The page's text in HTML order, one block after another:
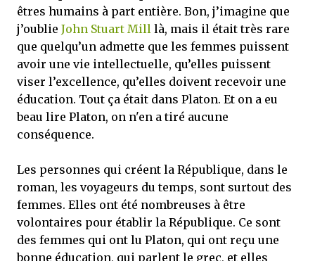
êtres humains à part entière. Bon, j’imagine que
j’oublie John Stuart Mill là, mais il était très rare
que quelqu’un admette que les femmes puissent
avoir une vie intellectuelle, qu’elles puissent
viser l’excellence, qu’elles doivent recevoir une
éducation. Tout ça était dans Platon. Et on a eu
beau lire Platon, on n'en a tiré aucune
conséquence.
Les personnes qui créent la République, dans le
roman, les voyageurs du temps, sont surtout des
femmes. Elles ont été nombreuses à être
volontaires pour établir la République. Ce sont
des femmes qui ont lu Platon, qui ont reçu une
bonne éducation, qui parlent le grec, et elles